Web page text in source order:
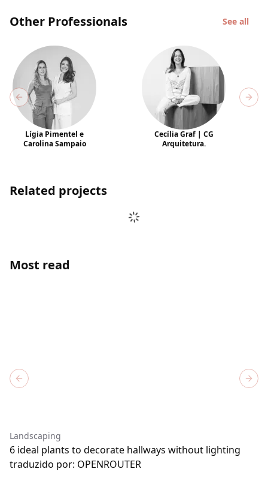
Other Professionals See all
Lígia Pimentel e
Carolina Sampaio
Cecília Graf | CG
Arquitetura.
Previous slide
Related projects
Most read
Landscaping
6 ideal plants to decorate hallways without lighting
traduzido por: OPENROUTER
Previous slide